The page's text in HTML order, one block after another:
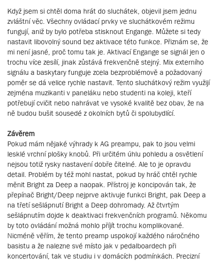
Když jsem si chtěl doma hrát do sluchátek, objevil jsem jednu
zvláštní věc. Všechny ovládací prvky ve sluchátkovém režimu
fungují, aniž by bylo potřeba stisknout Engange. Můžete si tedy
nastavit libovolný sound bez aktivace této funkce. Přiznám se, že
mi není jasné, proč tomu tak je. Aktivací Engange se signál jen o
trochu více zesílí, jinak zůstává frekvenčně stejný. Mix externího
signálu a baskytary funguje zcela bezproblémově a požadovaný
poměr se dá velice rychle nastavit. Tento sluchátkový režim využijí
zejména muzikanti v paneláku nebo studenti na koleji, kteří
potřebují cvičit nebo nahrávat ve vysoké kvalitě bez obav, že na
ně budou bušit sousedé z okolních bytů či spolubydlící.
Závěrem
Pokud mám nějaké výhrady k AG preampu, pak to jsou velmi
lesklé vrchní plošky knobů. Při určitém úhlu pohledu a osvětlení
nejsou totiž rysky nastavení dobře čitelné. Ale to je opravdu
detail. Problém by též mohl nastat, pokud by hráč chtěl rychle
měnit Bright za Deep a naopak. Přístroj je koncipován tak, že
přepínač Bright/Deep nejprve aktivuje funkci Bright, pak Deep a
na třetí sešlápnutí Bright a Deep dohromady. Až čtvrtým
sešlápnutím dojde k deaktivaci frekvenčních programů. Někomu
by toto ovládání možná mohlo příjít trochu komplikované.
Nicméně věřím, že tento preamp uspokojí každého náročného
basistu a že nalezne své místo jak v pedalboardech při
koncertování, tak ve studiu i v domácích podmínkách. Precizní